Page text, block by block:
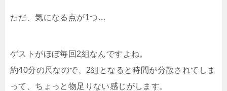
ただ、気になる点が1つ…
ゲストがほぼ毎回2組なんですよね。
約40分の尺なので、2組となると時間が分散されてしま
って、ちょっと物足りない感じがします。